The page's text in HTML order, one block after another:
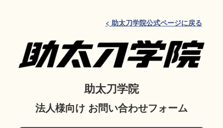
< 助太刀学院公式ページに戻る
助太刀学院
法人様向け お問い合わせフォーム